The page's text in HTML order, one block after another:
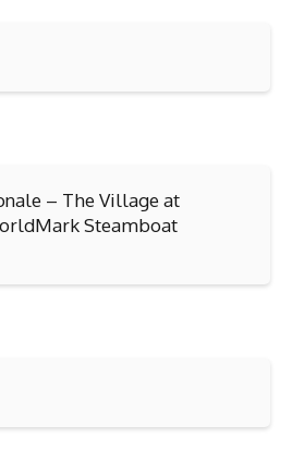
– The Village at
Steamboat